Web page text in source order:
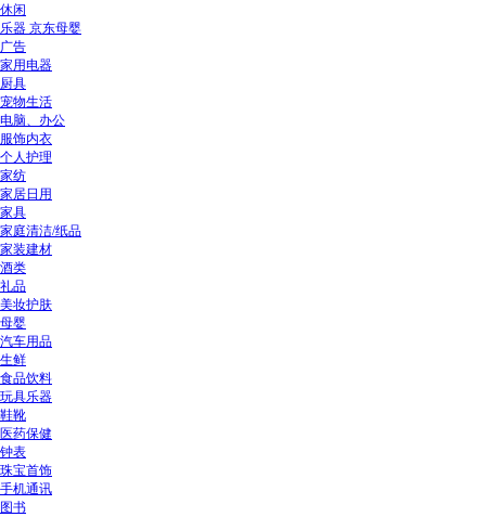
休闲
乐器 京东母婴
广告
家用电器
厨具
宠物生活
电脑、办公
服饰内衣
个人护理
家纺
家居日用
家具
家庭清洁/纸品
家装建材
酒类
礼品
美妆护肤
母婴
汽车用品
生鲜
食品饮料
玩具乐器
鞋靴
医药保健
钟表
珠宝首饰
手机通讯
图书